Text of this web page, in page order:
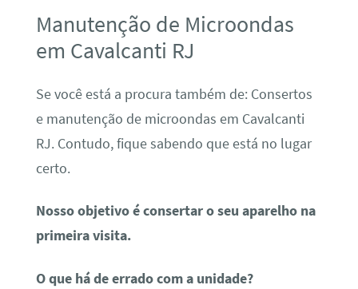
Manutenção de Microondas
em Cavalcanti RJ
Se você está a procura também de: Consertos
e manutenção de microondas em Cavalcanti
RJ. Contudo, fique sabendo que está no lugar
certo.
Nosso objetivo é consertar o seu aparelho na
primeira visita.
O que há de errado com a unidade?